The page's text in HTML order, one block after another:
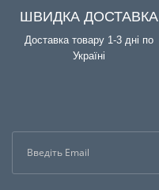
ШВИДКА ДОСТАВКА
Доставка товару 1-3 дні по
Україні